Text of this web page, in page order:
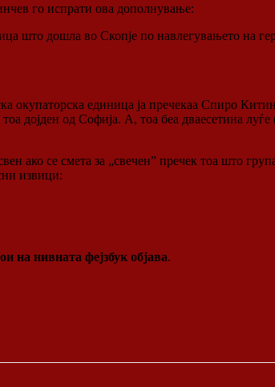
гo испрати ова дополнување:
што дошла во Скопје по навлегувањето на
окупаторска единица ја пречекаа Спиро
дојден од Софија. А, тоа беа дваесетина
ако се смета за „свечен” пречек тоа што
извици:
на нивната фејзбук објава.